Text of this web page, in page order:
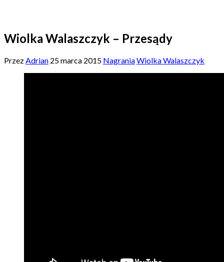
Wiolka Walaszczyk – Przesądy
PrzezAdrian 25 marca 2015 NagraniaWiolka Walaszczyk